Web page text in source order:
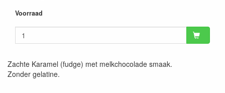
Voorraad
Zachte Karamel (fudge) met melkchocolade smaak.
Zonder gelatine.